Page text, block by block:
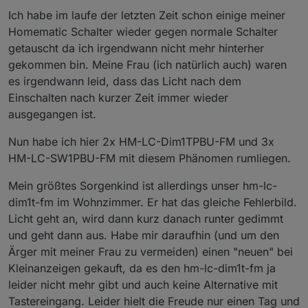
innerhalb von längerer Zeit passierte, ist es fast
schon wieder normal.
Ich habe im laufe der letzten Zeit schon einige meiner
Homematic Schalter wieder gegen normale Schalter
getauscht da ich irgendwann nicht mehr hinterher
gekommen bin. Meine Frau (ich natürlich auch) waren
es irgendwann leid, dass das Licht nach dem
Einschalten nach kurzer Zeit immer wieder
ausgegangen ist.
Nun habe ich hier 2x HM-LC-Dim1TPBU-FM und 3x
HM-LC-SW1PBU-FM mit diesem Phänomen rumliegen.
Mein größtes Sorgenkind ist allerdings unser hm-lc-
dim1t-fm im Wohnzimmer. Er hat das gleiche Fehlerbild.
Licht geht an, wird dann kurz danach runter gedimmt
und geht dann aus. Habe mir daraufhin (und um den
Ärger mit meiner Frau zu vermeiden) einen "neuen" bei
Kleinanzeigen gekauft, da es den hm-lc-dim1t-fm ja
leider nicht mehr gibt und auch keine Alternative mit
Tastereingang. Leider hielt die Freude nur einen Tag und